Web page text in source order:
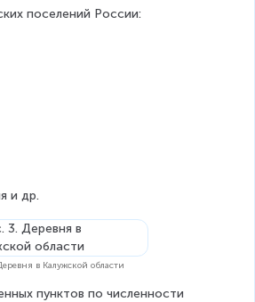
поселений России:
и др.
в Калужской области
пунктов по численности